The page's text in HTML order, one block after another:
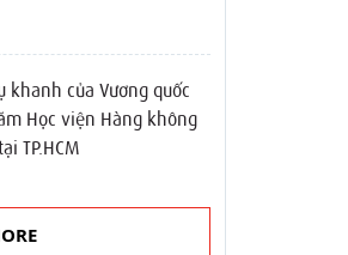
khanh của Vương quốc
Học viện Hàng không
TP.HCM